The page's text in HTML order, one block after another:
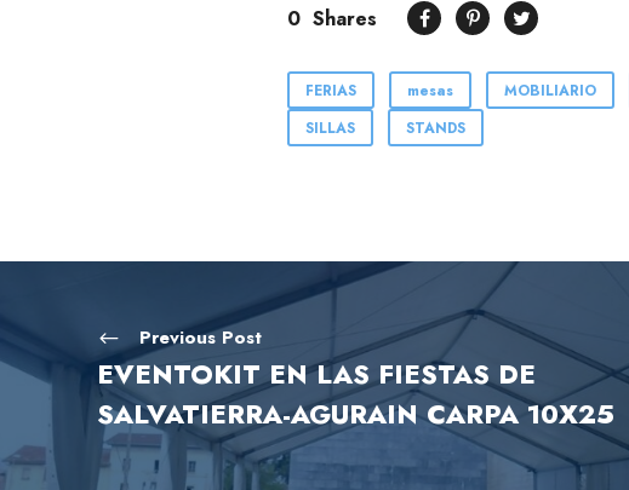
0 Shares
FERIAS mesas MOBILIARIO
SILLAS
STANDS
Previous Post
EVENTOKIT EN LAS FIESTAS DE
SALVATIERRA-AGURAIN CARPA 10X25